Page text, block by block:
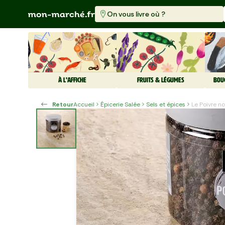
On vous livre où ?
À L'AFFICHE FRUITS & LÉGUMES
RetourAccueil Épicerie Salée Sels et épices Le Poivre